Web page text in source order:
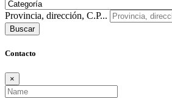
Provincia, dirección, C.P...
Buscar
Contacto
×